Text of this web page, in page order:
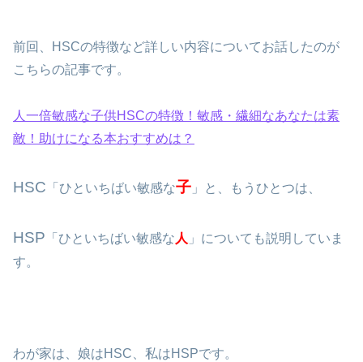
前回、HSCの特徴など詳しい内容についてお話したのが
こちらの記事です。
人一倍敏感な子供HSCの特徴！敏感・繊細なあなたは素
敵！助けになる本おすすめは？
HSC 「ひといちばい敏感な子 」と、もうひとつは、
HSP 「ひといちばい敏感な 人 」についても説明していま
す。
わが家は、娘はHSC、私はHSPです。